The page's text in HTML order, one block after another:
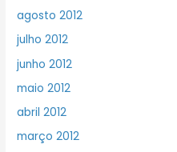
agosto 2012
julho 2012
junho 2012
maio 2012
abril 2012
março 2012